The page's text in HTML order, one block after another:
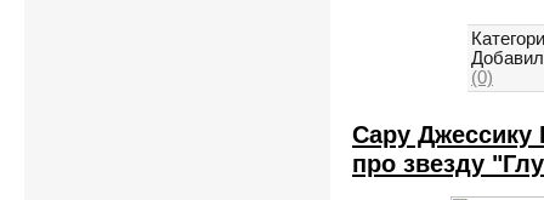
(0)
Сару
про звезду